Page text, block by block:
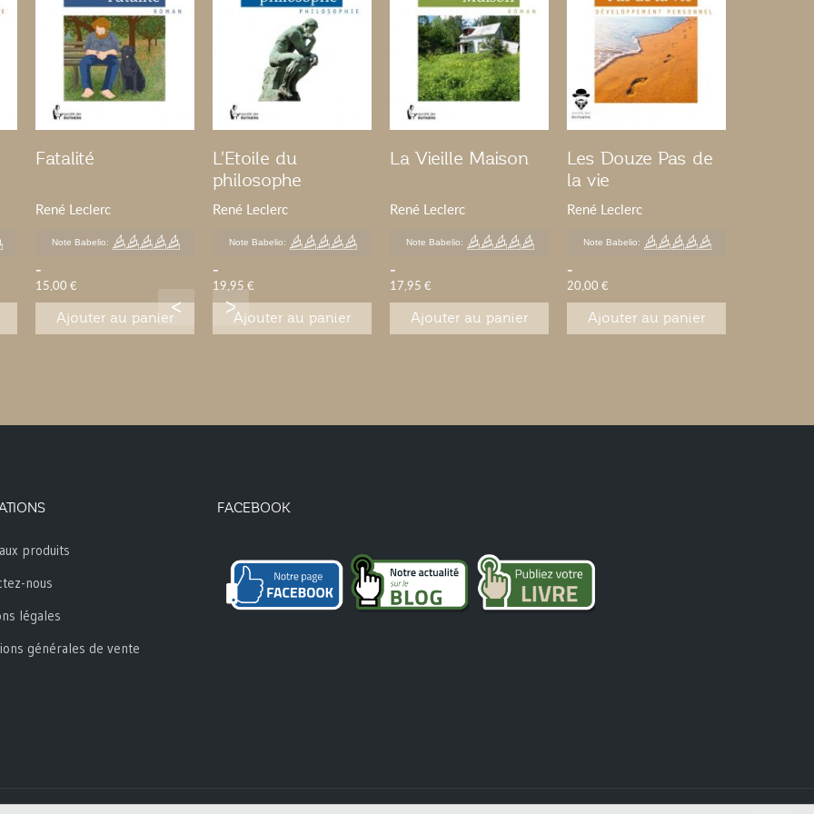
Fatalité
René Leclerc
Note Babelio:
-
15,00 €
Ajouter au panier
L'Etoile du
philosophe
René Leclerc
Note Babelio:
-
19,95 €
Ajouter au panier
La Vieille Maison
René Leclerc
Note Babelio:
-
17,95 €
Ajouter au panier
Les Douze Pas de
la vie
René Leclerc
Note Babelio:
-
20,00 €
Ajouter au panier
produits
nous
légales
générales de vente
FACEBOOK